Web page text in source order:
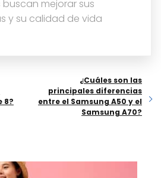
buscan mejorar sus
y su calidad de vida
8?
¿Cuáles son las
principales diferencias
entre el Samsung A50 y el
Samsung A70​?